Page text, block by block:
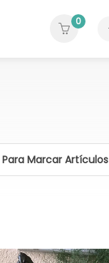
0
Marcar Artículos